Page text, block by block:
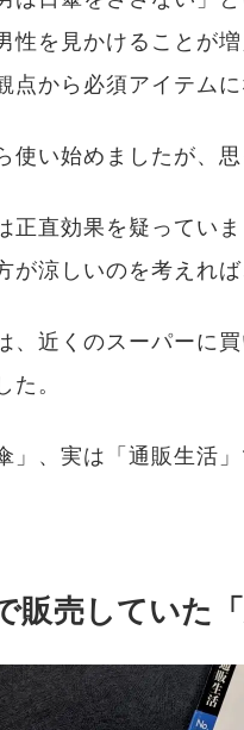
性を見かけることが
点から必須アイテムに
使い始めましたが、
正直効果を疑ってい
が涼しいのを考えれ
、近くのスーパーに
た。
」、実は「通販生活
販売していた「